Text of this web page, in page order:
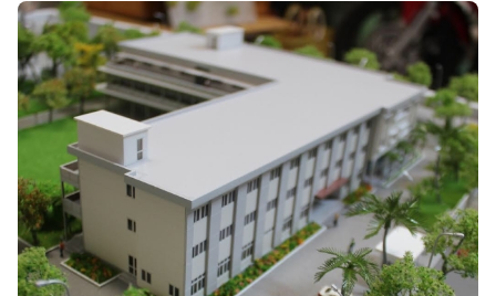
Liên hệ ngay hôm nay:
Hotline : 0942 224 554
Địa chỉ : 3/5/5 Đường số 182, ấp 1, Xã Bình Mỹ, TP Hồ
Chí Minh
Email : ktschibao@gmail.com
Website : https://mohinhkientruc.net